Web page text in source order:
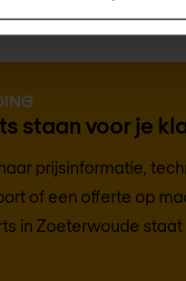
staan voor je
prijsinformatie,
of een offerte op
in Zoeterwoude staat